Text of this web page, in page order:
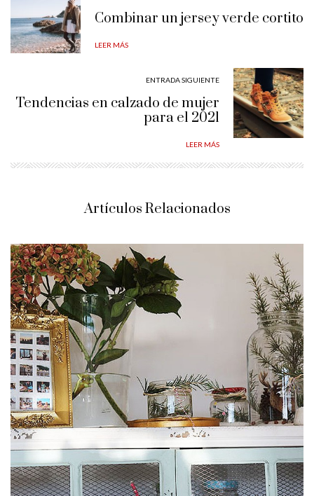
Combinar un jersey verde cortito
LEER MÁS
ENTRADA SIGUIENTE
Tendencias en calzado de mujer
para el 2021
LEER MÁS
Artículos Relacionados